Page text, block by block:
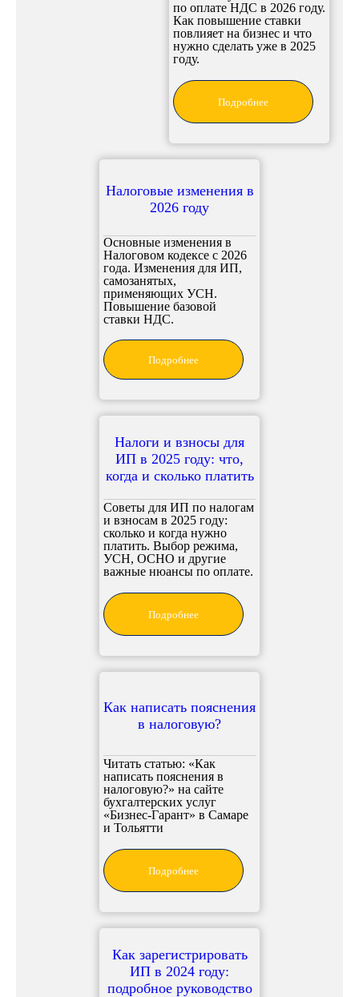
по оплате НДС в 2026 году.
Как повышение ставки
повлияет на бизнес и что
нужно сделать уже в 2025
году.
Подробнее
Налоговые изменения в
2026 году
Основные изменения в
Налоговом кодексе с 2026
года. Изменения для ИП,
самозанятых,
применяющих УСН.
Повышение базовой
ставки НДС.
Подробнее
Налоги и взносы для
ИП в 2025 году: что,
когда и сколько платить
Советы для ИП по налогам
и взносам в 2025 году:
сколько и когда нужно
платить. Выбор режима,
УСН, ОСНО и другие
важные нюансы по оплате.
Подробнее
Как написать пояснения
в налоговую?
Читать статью: «Как
написать пояснения в
налоговую?» на сайте
бухгалтерских услуг
«Бизнес-Гарант» в Самаре
и Тольятти
Подробнее
Как зарегистрировать
ИП в 2024 году:
подробное руководство